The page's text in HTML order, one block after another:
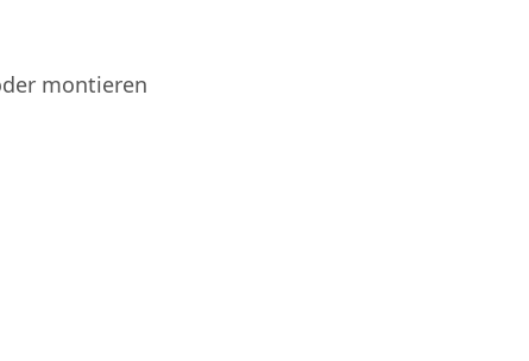
montieren